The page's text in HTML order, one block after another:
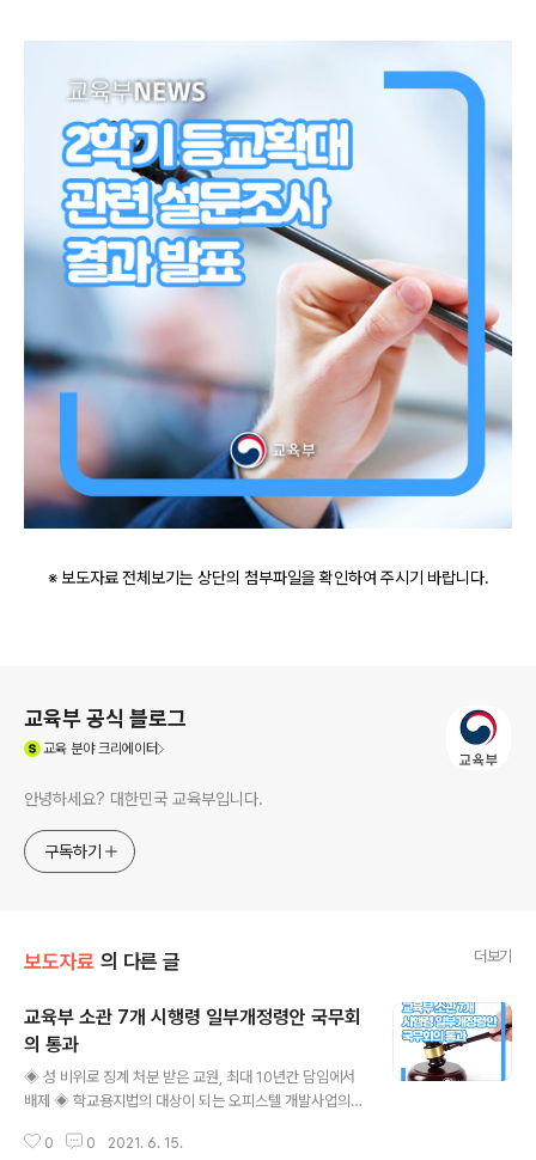
※ 보도자료 전체보기는 상단의 첨부파일을 확인하여 주시기 바랍니다.
교육부 공식 블로그
교육분야 크리에이터
안녕하세요? 대한민국 교육부입니다.
구독하기
보도자료 의 다른 글 더보기
교육부 소관 7개 시행령 일부개정령안 국무회
의 통과
◈ 성 비위로 징계 처분 받은 교원, 최대 10년간 담임에서
배제 ◈ 학교용지법의 대상이 되는 오피스텔 개발사업의
학교폭력 가해자와 피해학생 분리조치의 실행 기반 마련
0 0 2021. 6. 15.